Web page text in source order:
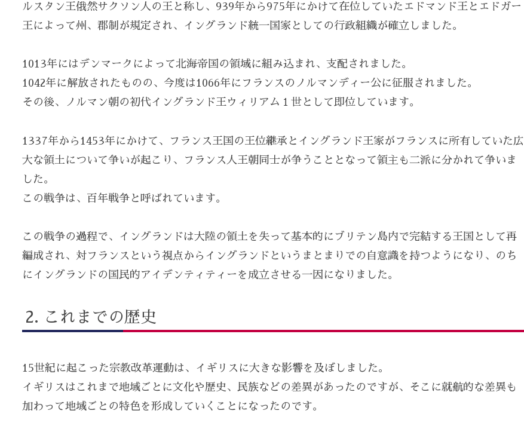
ルスタン王俄然サクソン人の王と称し、939年から975年にかけて在位していたエドマンド王とエドガー
王によって州、郡制が規定され、イングランド統一国家としての行政組織が確立しました。
1013年にはデンマークによって北海帝国の領域に組み込まれ、支配されました。
1042年に解放されたものの、今度は1066年にフランスのノルマンディー公に征服されました。
その後、ノルマン朝の初代イングランド王ウィリアム１世として即位しています。
1337年から1453年にかけて、フランス王国の王位継承とイングランド王家がフランスに所有していた広
大な領土について争いが起こり、フランス人王朝同士が争うこととなって領主も二派に分かれて争いま
した。
この戦争は、百年戦争と呼ばれています。
この戦争の過程で、イングランドは大陸の領土を失って基本的にブリテン島内で完結する王国として再
編成され、対フランスという視点からイングランドというまとまりでの自意識を持つようになり、のち
にイングランドの国民的アイデンティティーを成立させる一因になりました。
これまでの歴史
15世紀に起こった宗教改革運動は、イギリスに大きな影響を及ぼしました。
イギリスはこれまで地域ごとに文化や歴史、民族などの差異があったのですが、そこに就航的な差異も
加わって地域ごとの特色を形成していくことになったのです。